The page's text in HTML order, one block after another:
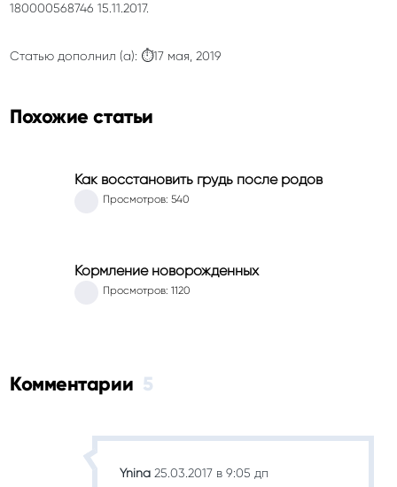
180000568746 15.11.2017.
Статью дополнил (а): ⏱17 мая, 2019
Похожие статьи
Как восстановить грудь после родов
Просмотров: 540
Кормление новорожденных
Просмотров: 1120
Комментарии 5
Ynina 25.03.2017 в 9:05 дп